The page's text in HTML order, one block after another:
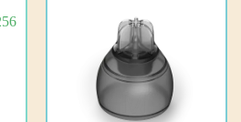
muunnelma.
valinnat
tuotteen